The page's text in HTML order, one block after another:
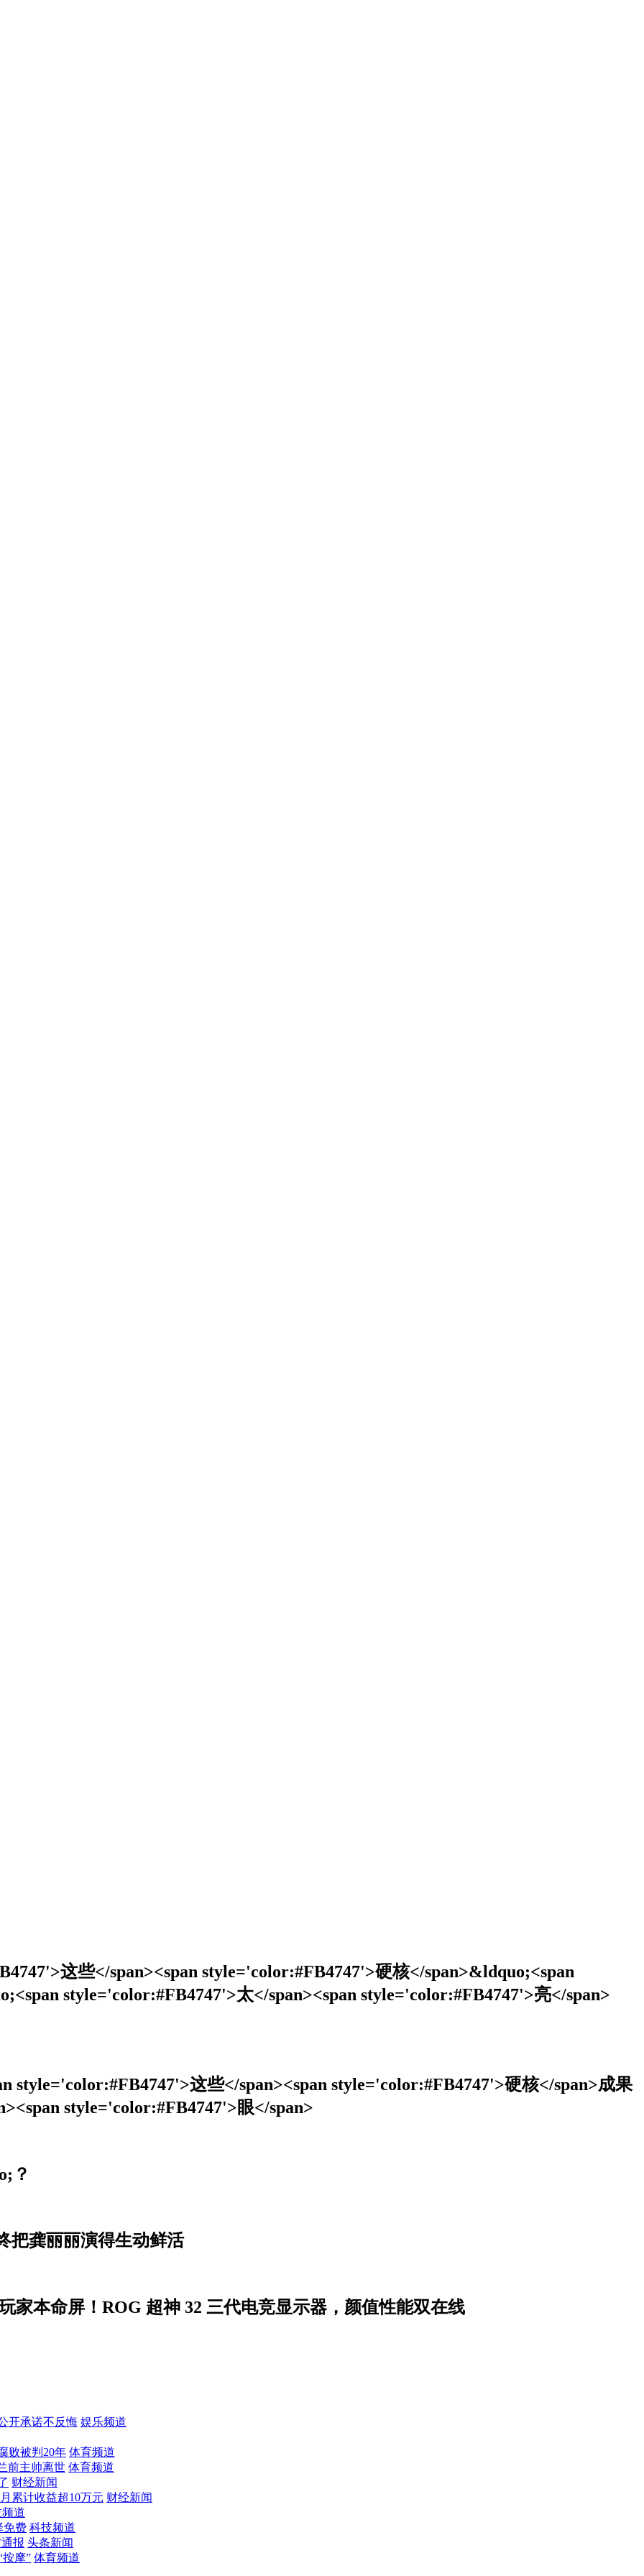
这些</span><span style='color:#FB4747'>硬核</span>&ldquo;<span
style='color:#FB4747'>太</span><span style='color:#FB4747'>亮</span>
style='color:#FB4747'>这些</span><span style='color:#FB4747'>硬核</span>成果
style='color:#FB4747'>眼</span>
？
把龚丽丽演得生动鲜活
家本命屏！ROG 超神 32 三代电竞显示器，颜值性能双在线
开承诺不反悔 娱乐频道
败被判20年 体育频道
前主帅离世 体育频道
财经新闻
累计收益超10万元 财经新闻
道
免费 科技频道
报 头条新闻
摩” 体育频道